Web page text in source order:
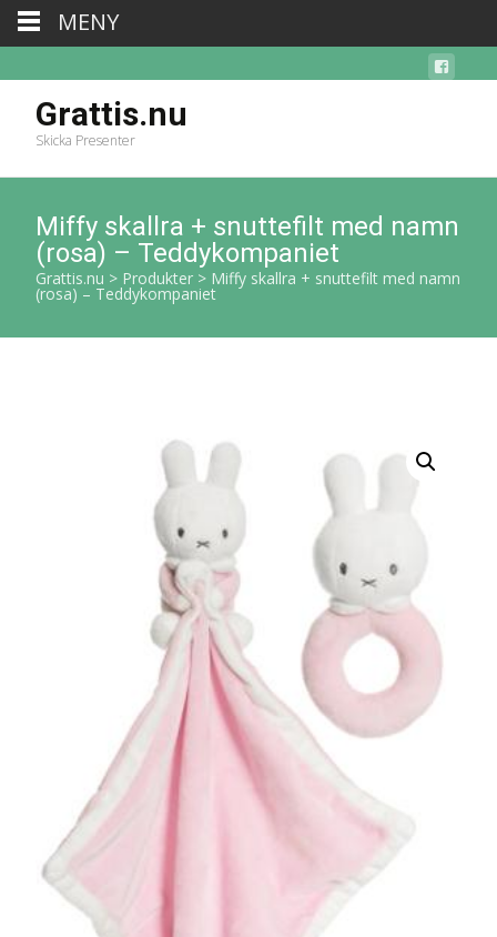
Grattis.nu
Skicka Presenter
Miffy skallra + snuttefilt med namn
(rosa) – Teddykompaniet
Grattis.nu > Produkter > Miffy skallra + snuttefilt med namn
(rosa) – Teddykompaniet
MENY